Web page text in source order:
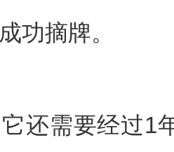
功摘牌。
需要经过1